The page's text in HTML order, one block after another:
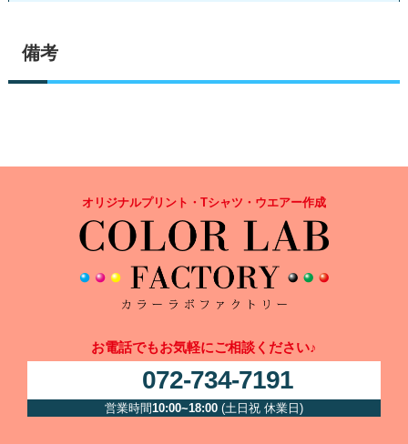
備考
オリジナルプリント・Tシャツ・ウエアー作成
お電話でもお気軽にご相談ください♪
072-734-7191
営業時間10:00~18:00 (土日祝 休業日)